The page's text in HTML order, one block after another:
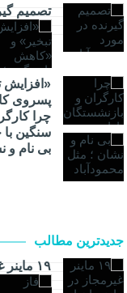
تصمیم
«افزایش
پسروی
چرا
سنگین با
بی نام و
جدیدترین مطالب
۱۹ ماینر غیرمجاز در مازندران از مدار خارج شد